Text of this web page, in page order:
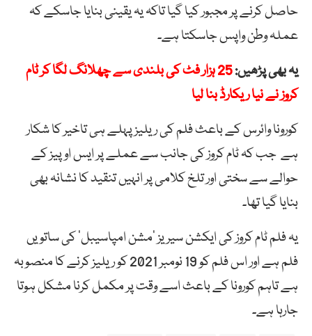
حاصل کرنے پر مجبور کیا گیا تاکہ یہ یقینی بنایا جاسکے کہ
عملہ وطن واپس جاسکتا ہے۔
یہ بھی پڑھیں:
25 ہزار فٹ کی بلندی سے چھلانگ لگا کر ٹام
کروز نے نیا ریکارڈ بنا لیا
کورونا وائرس کے باعث فلم کی ریلیز پہلے ہی تاخیر کا شکار
ہے جب کہ ٹام کروز کی جانب سے عملے پر ایس او پیز کے
حوالے سے سختی اور تلخ کلامی پر انہیں تنقید کا نشانہ بھی
بنایا گیا تھا۔
یہ فلم ٹام کروز کی ایکشن سیریز ‘مشن امپاسیبل’ کی ساتویں
فلم ہے اور اس فلم کو 19 نومبر 2021 کو ریلیز کرنے کا منصوبہ
ہے تاہم کورونا کے باعث اسے وقت پر مکمل کرنا مشکل ہوتا
جارہا ہے۔